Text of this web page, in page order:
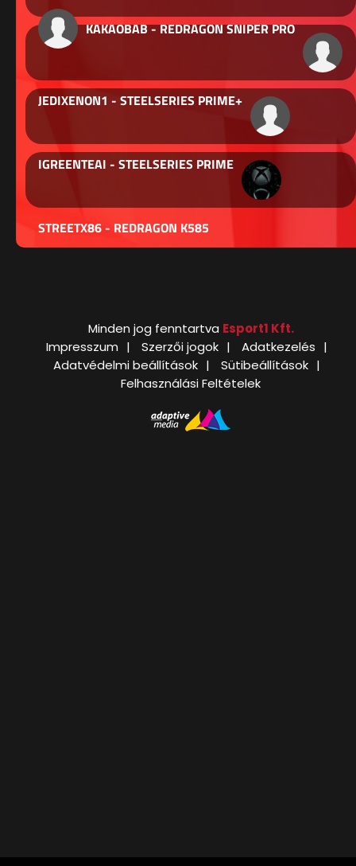
KAKAOBAB - REDRAGON SNIPER PRO
JEDIXENON1 - STEELSERIES PRIME+
IGREENTEAI - STEELSERIES PRIME
STREETX86 - REDRAGON K585
Minden jog fenntartva Esport1 Kft.
Impresszum
Szerzői jogok
Adatkezelés
Adatvédelmi beállítások
Sütibeállítások
Felhasználási Feltételek